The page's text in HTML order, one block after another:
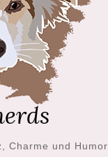
Charme und Humor